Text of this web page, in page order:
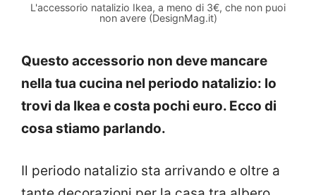
L'accessorio natalizio Ikea, a meno di 3€, che non puoi
non avere (DesignMag.it)
Questo accessorio non deve mancare
nella tua cucina nel periodo natalizio: lo
trovi da Ikea e costa pochi euro. Ecco di
cosa stiamo parlando.
Il periodo natalizio sta arrivando e oltre a